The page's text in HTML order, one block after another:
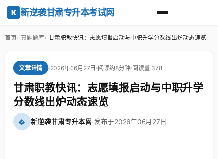
K 新逆袭甘肃专升本考试网
首页 真题题库 甘肃职教快讯：志愿填报启动与中职升学分数线出炉动态速览
文章详情 2026年06月27日 阅读约8分钟 阅读量 378
甘肃职教快讯：志愿填报启动与中职升学
分数线出炉动态速览
� 新逆袭甘肃专升本网·发布于2026年06月27日